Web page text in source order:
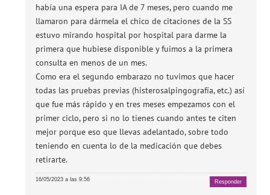
había una espera para IA de 7 meses, pero cuando me
llamaron para dármela el chico de citaciones de la SS
estuvo mirando hospital por hospital para darme la
primera que hubiese disponible y fuimos a la primera
consulta en menos de un mes.
Como era el segundo embarazo no tuvimos que hacer
todas las pruebas previas (histerosalpingografía, etc.) así
que fue más rápido y en tres meses empezamos con el
primer ciclo, pero si no lo tienes cuando antes te citen
mejor porque eso que llevas adelantado, sobre todo
teniendo en cuenta lo de la medicación que debes
retirarte.
16/05/2023 a las 9:56 Responder